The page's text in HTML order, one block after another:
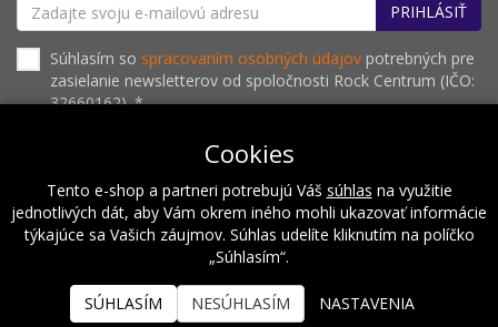
PRIHLÁSIŤ
Súhlasím so spracovaním osobných údajov potrebných pre
zasielanie newsletterov od spoločnosti Rock Centrum (IČO:
32660162). *
O nás Naše hodnoty Inštalácie
Referencie
Kalendár podujatí
Kontakt
2026 © Rock Centrum
Cookies
Tento e-shop a partneri potrebujú Váš súhlas na využitie
jednotlivých dát, aby Vám okrem iného mohli ukazovať informácie
týkajúce sa Vašich záujmov. Súhlas udelíte kliknutím na políčko
„Súhlasím“.
SÚHLASÍM NESÚHLASÍM NASTAVENIA